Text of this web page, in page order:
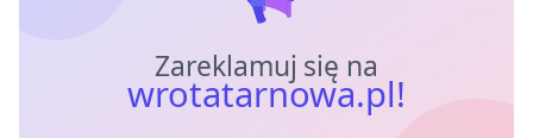
Zareklamuj się na
wrotatarnowa.pl!